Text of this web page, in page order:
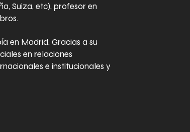
Suiza, etc), profesor en
en Madrid. Gracias a su
en relaciones
e institucionales y